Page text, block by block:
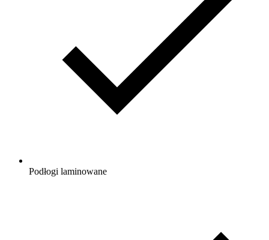
Podłogi laminowane